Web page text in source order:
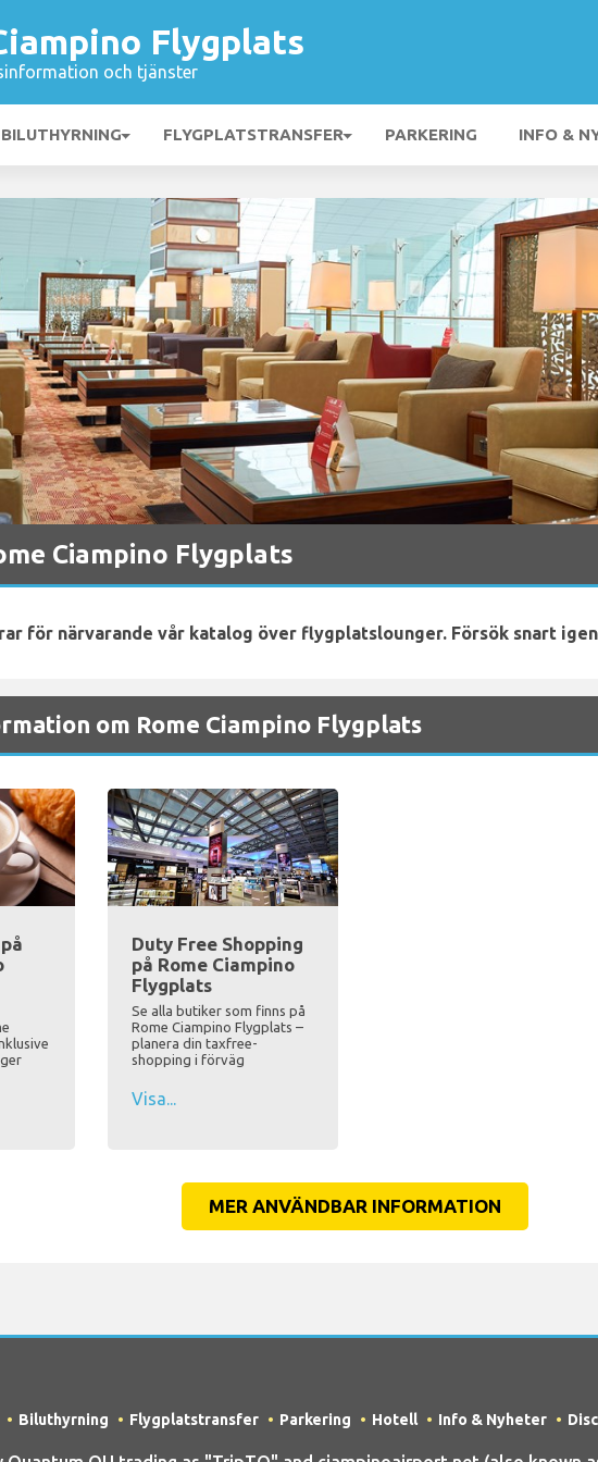
Flygplats
och tjänster
BILUTHYRNING FLYGPLATSTRANSFER PARKERING INFO &
Ciampino Flygplats
för närvarande vår katalog över flygplatslounger. Försök snart
om Rome Ciampino Flygplats
Duty Free Shopping
på Rome Ciampino
Flygplats
Se alla butiker som finns på
Rome Ciampino Flygplats –
planera din taxfree-
shopping i förväg
Visa...
MER ANVÄNDBAR INFORMATION
Biluthyrning Flygplatstransfer Parkering Hotell Info & Nyheter